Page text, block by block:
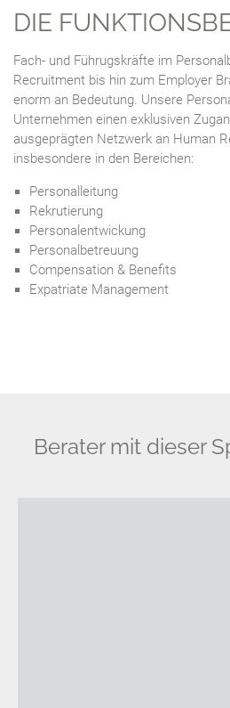
DIE
Fach- und Führugskräfte im
Recruitment bis hin zum Employer
enorm an Bedeutung. Unsere
Unternehmen einen exklusiven
ausgeprägten Netzwerk an Human
insbesondere in den Bereichen:
Personalleitung
Rekrutierung
Personalentwickung
Personalbetreuung
Compensation & Benefits
Expatriate Management
Berater mit dieser